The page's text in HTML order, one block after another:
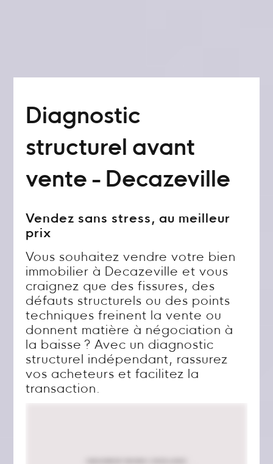
Diagnostic
structurel avant
vente - Decazeville
Vendez sans stress, au meilleur
prix
Vous souhaitez vendre votre bien
immobilier à Decazeville et vous
craignez que des fissures, des
défauts structurels ou des points
techniques freinent la vente ou
donnent matière à négociation à
la baisse ? Avec un diagnostic
structurel indépendant, rassurez
vos acheteurs et facilitez la
transaction.